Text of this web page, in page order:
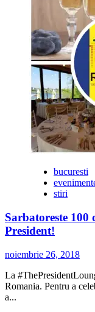
4.000
de
militari
şi
au
la
Paradele
de
la
si
Iulia
bucuresti
stiri
Sarbatoreste 100
President!
noiembrie 26, 2018
La
Romania. Pentru a
a...